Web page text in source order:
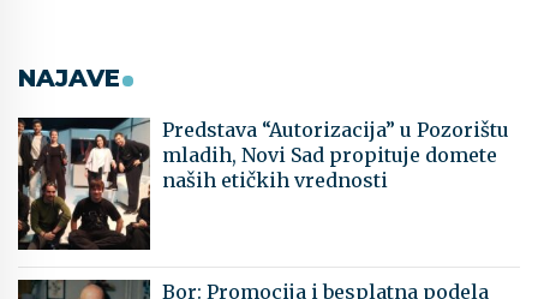
NAJAVE
Predstava “Autorizacija” u Pozorištu
mladih, Novi Sad propituje domete
naših etičkih vrednosti
Bor: Promocija i besplatna podela